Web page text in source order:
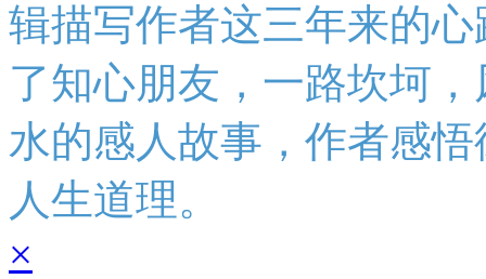
辑描写作者这三年来的
了知心朋友，一路坎坷
水的感人故事，作者感
人生道理。
×